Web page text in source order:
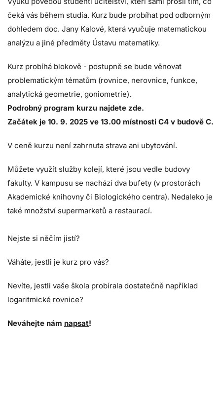
čeká vás během studia. Kurz bude probíhat pod odborným
dohledem doc. Jany Kalové, která vyučuje matematickou
analýzu a jiné předměty Ústavu matematiky.
Kurz probíhá blokově - postupně se bude věnovat
problematickým tématům (rovnice, nerovnice, funkce,
analytická geometrie, goniometrie).
Podrobný program kurzu najdete zde.
Začátek je 10. 9. 2025 ve 13.00 místnosti C4 v budově C.
V ceně kurzu není zahrnuta strava ani ubytování.
Můžete využít služby kolejí, které jsou vedle budovy
fakulty. V kampusu se nachází dva bufety (v prostorách
Akademické knihovny či Biologického centra). Nedaleko je
také množství supermarketů a restaurací.
Nejste si něčím jistí?
Váháte, jestli je kurz pro vás?
Nevíte, jestli vaše škola probírala dostatečně například
logaritmické rovnice?
Neváhejte nám napsat!